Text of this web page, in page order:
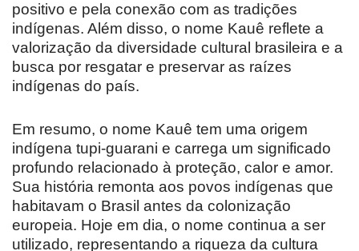
positivo e pela conexão com as tradições
indígenas. Além disso, o nome Kauê reflete a
valorização da diversidade cultural brasileira e a
busca por resgatar e preservar as raízes
indígenas do país.
Em resumo, o nome Kauê tem uma origem
indígena tupi-guarani e carrega um significado
profundo relacionado à proteção, calor e amor.
Sua história remonta aos povos indígenas que
habitavam o Brasil antes da colonização
europeia. Hoje em dia, o nome continua a ser
utilizado, representando a riqueza da cultura